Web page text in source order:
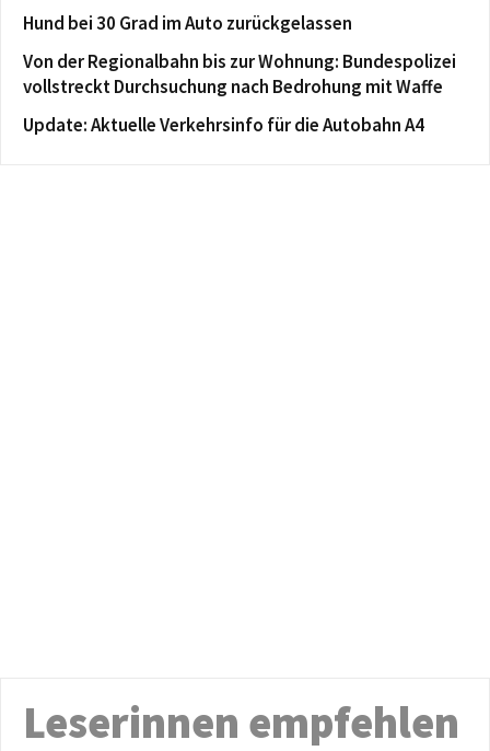
Hund bei 30 Grad im Auto zurückgelassen
Von der Regionalbahn bis zur Wohnung: Bundespolizei
vollstreckt Durchsuchung nach Bedrohung mit Waffe
Update: Aktuelle Verkehrsinfo für die Autobahn A4
Leserinnen empfehlen